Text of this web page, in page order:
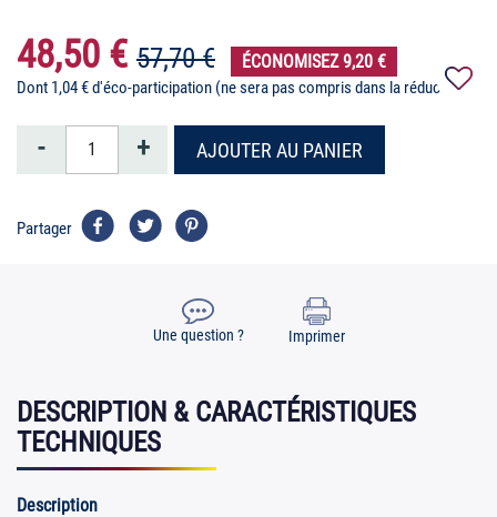
48,50 € 57,70 € ÉCONOMISEZ 9,20 €
Dont 1,04 € d'éco-participation (ne sera pas compris dans la réduction)
- + AJOUTER AU PANIER
Partager
Une question ? Imprimer
DESCRIPTION & CARACTÉRISTIQUES
TECHNIQUES
Description